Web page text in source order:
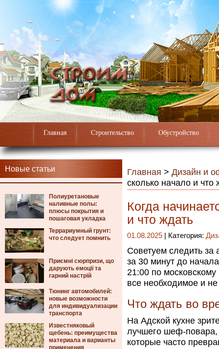
Главная Строительство Обустройство
Новые статьи
Полиуретановые
наливные полы:
плюсы покрытия и
пошаговая укладка
Террариумный грунт:
что следует помнить
Приємні сюрпризи, що
дарують емоції та
гарний настрій
Тюнинг автомобилей:
новые возможности
для индивидуализации
транспорта
Известняковый
щебень: преимущества
материала и варианты
применения
Главная > Дизайн и
сколько начало и что
Когда
и что ждать
01.08.2025 | Категория:
Советуем следить за
за 30 минут до
21:00 по московскому
все необходимое и
Что ждать во
На Адской кухне
лучшего шеф-повара,
которые часто